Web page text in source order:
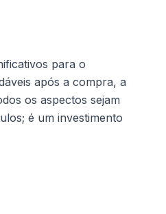
para o
após a compra, a
os aspectos sejam
é um investimento